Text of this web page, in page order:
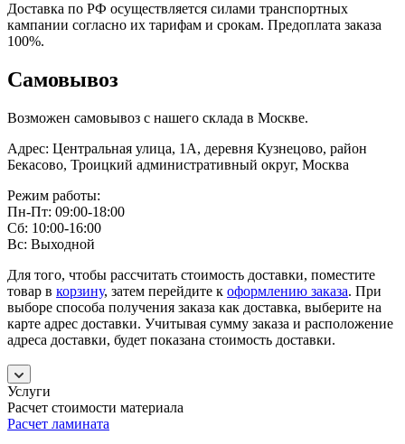
Доставка по РФ осуществляется силами транспортных
кампании согласно их тарифам и срокам. Предоплата заказа
100%.
Самовывоз
Возможен самовывоз с нашего склада в Москве.
Адрес: Центральная улица, 1А, деревня Кузнецово, район
Бекасово, Троицкий административный округ, Москва
Режим работы:
Пн-Пт: 09:00-18:00
Сб: 10:00-16:00
Вс: Выходной
Для того, чтобы рассчитать стоимость доставки, поместите
товар в корзину, затем перейдите к оформлению заказа. При
выборе способа получения заказа как доставка, выберите на
карте адрес доставки. Учитывая сумму заказа и расположение
адреса доставки, будет показана стоимость доставки.
Услуги
Расчет стоимости материала
Расчет ламината